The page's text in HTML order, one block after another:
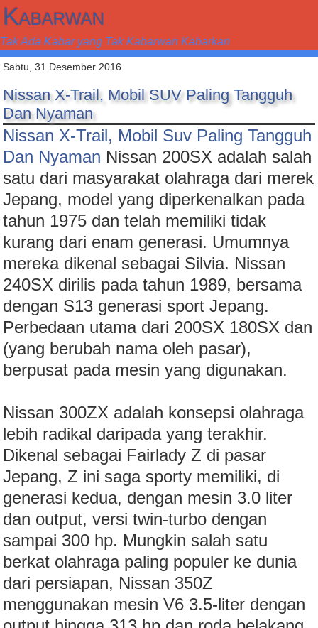
Kabarwan
Tak Ada Kabar yang Tak Kabarwan Kabarkan
Sabtu, 31 Desember 2016
Nissan X-Trail, Mobil SUV Paling Tangguh
Dan Nyaman
Nissan X-Trail, Mobil Suv Paling Tangguh
Dan Nyaman Nissan 200SX adalah salah
satu dari masyarakat olahraga dari merek
Jepang, model yang diperkenalkan pada
tahun 1975 dan telah memiliki tidak
kurang dari enam generasi. Umumnya
mereka dikenal sebagai Silvia. Nissan
240SX dirilis pada tahun 1989, bersama
dengan S13 generasi sport Jepang.
Perbedaan utama dari 200SX 180SX dan
(yang berubah nama oleh pasar),
berpusat pada mesin yang digunakan.
Nissan 300ZX adalah konsepsi olahraga
lebih radikal daripada yang terakhir.
Dikenal sebagai Fairlady Z di pasar
Jepang, Z ini saga sporty memiliki, di
generasi kedua, dengan mesin 3.0 liter
dan output, versi twin-turbo dengan
sampai 300 hp. Mungkin salah satu
berkat olahraga paling populer ke dunia
dari persiapan, Nissan 350Z
menggunakan mesin V6 3.5-liter dengan